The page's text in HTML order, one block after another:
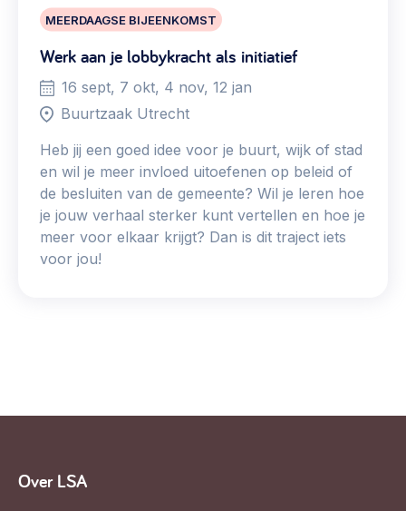
MEERDAAGSE BIJEENKOMST
Werk aan je lobbykracht als initiatief
16 sept, 7 okt, 4 nov, 12 jan
Buurtzaak Utrecht
Heb jij een goed idee voor je buurt, wijk of stad
en wil je meer invloed uitoefenen op beleid of
de besluiten van de gemeente? Wil je leren hoe
je jouw verhaal sterker kunt vertellen en hoe je
meer voor elkaar krijgt? Dan is dit traject iets
voor jou!
Over LSA